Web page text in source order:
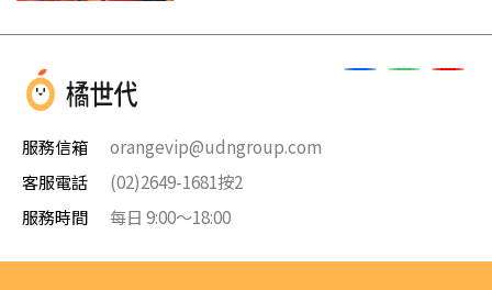
服務信箱
orangevip@udngroup.com
客服電話
(02)2649-1681按2
服務時間
每日 9:00～18:00